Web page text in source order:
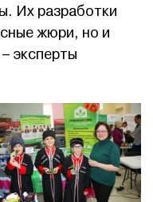
Их разработки
жюри, но и
эксперты